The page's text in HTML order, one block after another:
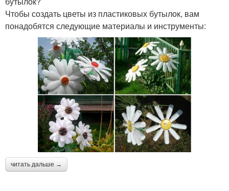
Чтобы создать цветы из пластиковых бутылок, вам
понадобятся следующие материалы и инструменты:
читать дальше →